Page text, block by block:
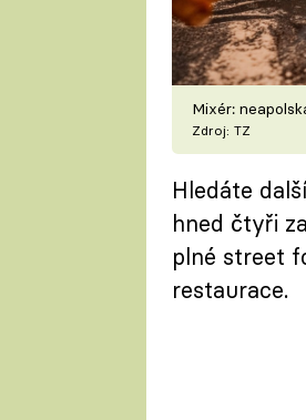
Mixér:
Zdroj: TZ
Hledáte
hned čtyři
plné street
restaurace.